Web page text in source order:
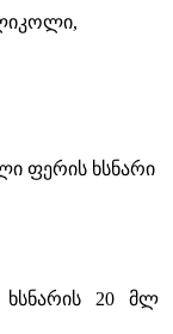
ფერის ხსნარი
ხსნარის 20 მლ